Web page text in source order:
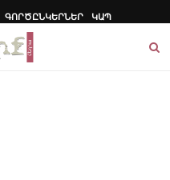
ԳՈՐԾԸՆԿԵՐՆԵՐ ԿԱՊ